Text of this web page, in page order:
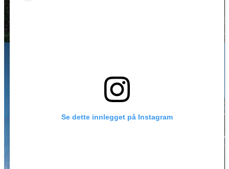
Se dette innlegget på Instagram